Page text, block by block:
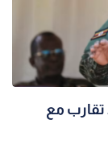
تقارب مع